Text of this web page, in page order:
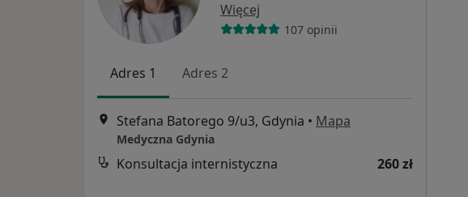
Więcej
107 opinii
Adres 1 Adres 2
Stefana Batorego 9/u3, Gdynia • Mapa
Medyczna Gdynia
Konsultacja internistyczna 260 zł